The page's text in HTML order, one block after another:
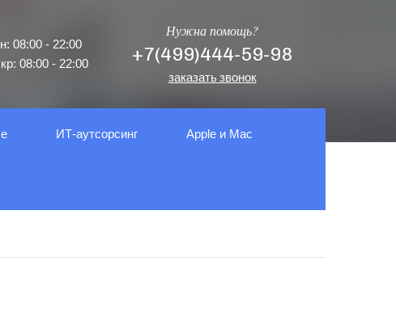
08:00 - 22:00
08:00 - 22:00
Нужна помощь?
+7(499)444-59-98
заказать звонок
ИТ-аутсорсинг Apple и Mac